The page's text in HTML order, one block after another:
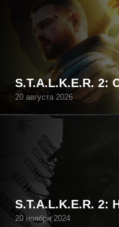
S.T.A.L.K.E.R. 2:
20 августа 2026
S.T.A.L.K.E.R. 2:
20 ноября 2024